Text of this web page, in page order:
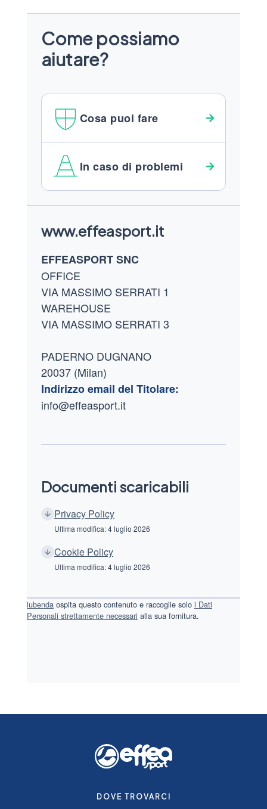
Come possiamo
aiutare?
Cosa puoi fare
In caso di problemi
www.effeasport.it
EFFEASPORT SNC
OFFICE
VIA MASSIMO SERRATI 1
WAREHOUSE
VIA MASSIMO SERRATI 3
PADERNO DUGNANO
20037 (Milan)
Indirizzo email del Titolare:
info@effeasport.it
Documenti scaricabili
Privacy Policy
Ultima modifica: 4 luglio 2026
Cookie Policy
Ultima modifica: 4 luglio 2026
iubenda ospita questo contenuto e raccoglie solo i Dati
Personali strettamente necessari alla sua fornitura.
DOVE TROVARCI